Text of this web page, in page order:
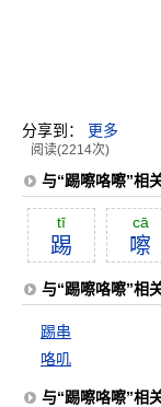
分享到： 更多
阅读(2214次)
与“踢嚓咯嚓”相
tī
踢
cā
嚓
与“踢嚓咯嚓”相
踢串
咯叽
与“踢嚓咯嚓”相